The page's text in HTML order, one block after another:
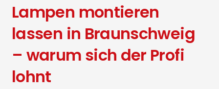
Lampen montieren
lassen in Braunschweig
– warum sich der Profi
lohnt